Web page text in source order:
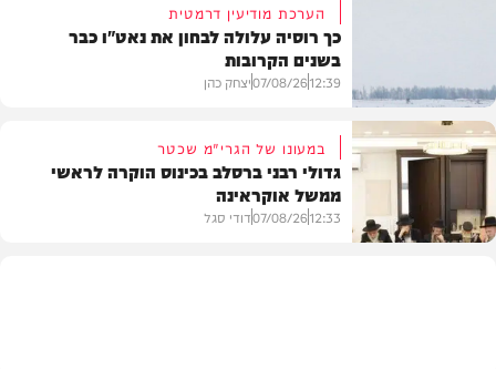
הערכת מודיעין דרמטית
כך רוסיה עלולה לבחון את נאט"ו כבר
בשנים הקרובות
12:39
07/08/26יצחק כהן
במעונו של הגרי"מ שכטר
גדולי רבני ברסלב בכינוס הוקרה לראשי
ממשל אוקראינה
12:33
07/08/26דודי סגל